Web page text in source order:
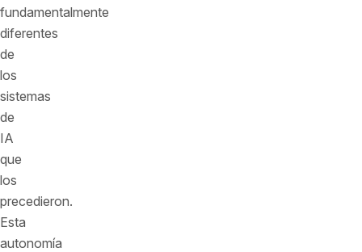
fundamentalmente
diferentes
de
los
sistemas
de
IA
que
los
precedieron.
Esta
autonomía